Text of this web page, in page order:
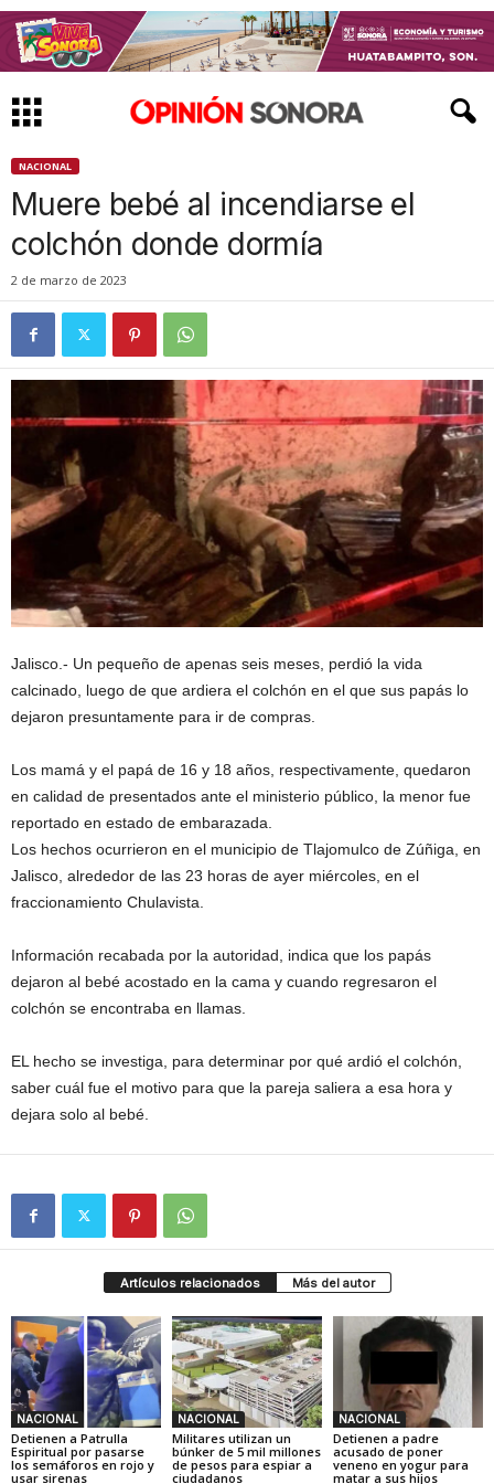
NACIONAL
Muere bebé al incendiarse el
colchón donde dormía
2 de marzo de 2023
Jalisco.- Un pequeño de apenas seis meses, perdió la vida
calcinado, luego de que ardiera el colchón en el que sus papás lo
dejaron presuntamente para ir de compras.
Los mamá y el papá de 16 y 18 años, respectivamente, quedaron
en calidad de presentados ante el ministerio público, la menor fue
reportado en estado de embarazada.
Los hechos ocurrieron en el municipio de Tlajomulco de Zúñiga, en
Jalisco, alrededor de las 23 horas de ayer miércoles, en el
fraccionamiento Chulavista.
Información recabada por la autoridad, indica que los papás
dejaron al bebé acostado en la cama y cuando regresaron el
colchón se encontraba en llamas.
EL hecho se investiga, para determinar por qué ardió el colchón,
saber cuál fue el motivo para que la pareja saliera a esa hora y
dejara solo al bebé.
Artículos relacionados Más del autor
NACIONAL
Detienen a Patrulla
Espiritual por pasarse
los semáforos en rojo y
usar sirenas
NACIONAL
Militares utilizan un
búnker de 5 mil millones
de pesos para espiar a
ciudadanos
NACIONAL
Detienen a padre
acusado de poner
veneno en yogur para
matar a sus hijos